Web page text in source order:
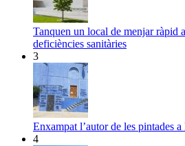
Tanquen un local de menjar ràpid
deficiències sanitàries
3
Enxampat l’autor de les pintades
4